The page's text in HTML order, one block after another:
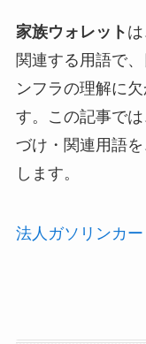
家族ウォレット
関連する用語で
ンフラの理解に
す。この記事で
づけ・関連用語
します。
法人ガソリンカー